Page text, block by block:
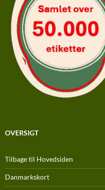
OVERSIGT
Tilbage til Hovedsiden
Danmarkskort